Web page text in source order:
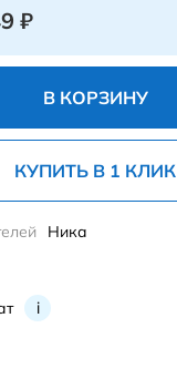
₽
В КОРЗИНУ
КУПИТЬ В 1 КЛИК
i
Ника